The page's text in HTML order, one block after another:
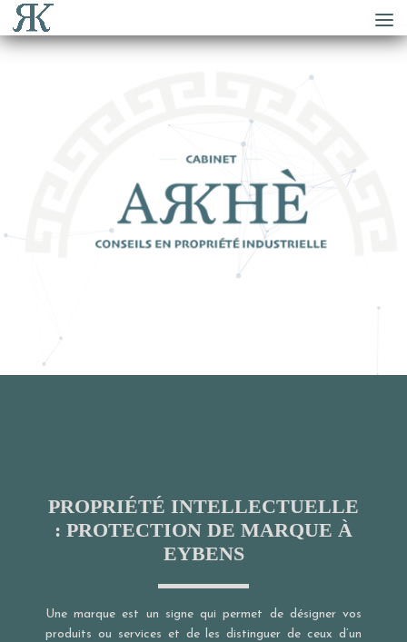
PROPRIÉTÉ INTELLECTUELLE
: PROTECTION DE MARQUE À
EYBENS
Une marque est un signe qui permet de désigner vos
produits ou services et de les distinguer de ceux d’un